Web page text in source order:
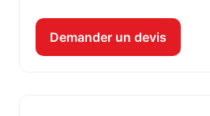
Demander un devis